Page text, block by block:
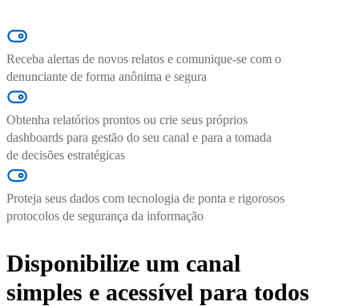
Receba alertas de novos relatos e comunique-se com o
denunciante de forma anônima e segura
Obtenha relatórios prontos ou crie seus próprios
dashboards para gestão do seu canal e para a tomada
de decisões estratégicas
Proteja seus dados com tecnologia de ponta e rigorosos
protocolos de segurança da informação
Disponibilize um canal
simples e acessível para todos